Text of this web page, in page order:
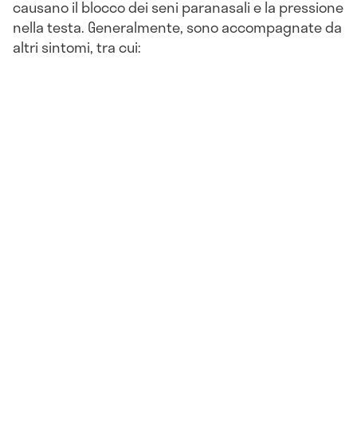
causano il blocco dei seni paranasali e la pressione
nella testa. Generalmente, sono accompagnate da
altri sintomi, tra cui: